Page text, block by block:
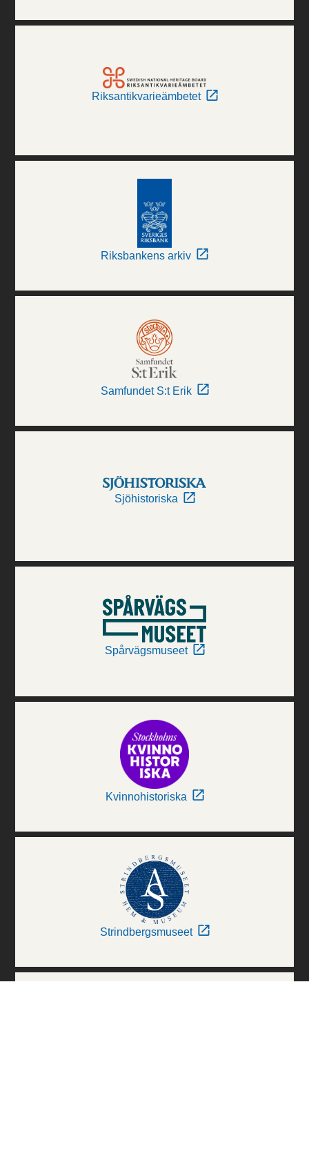
Riksantikvarieämbetet
Riksbankens arkiv
Samfundet S:t Erik
Sjöhistoriska
Spårvägsmuseet
Kvinnohistoriska
Strindbergsmuseet